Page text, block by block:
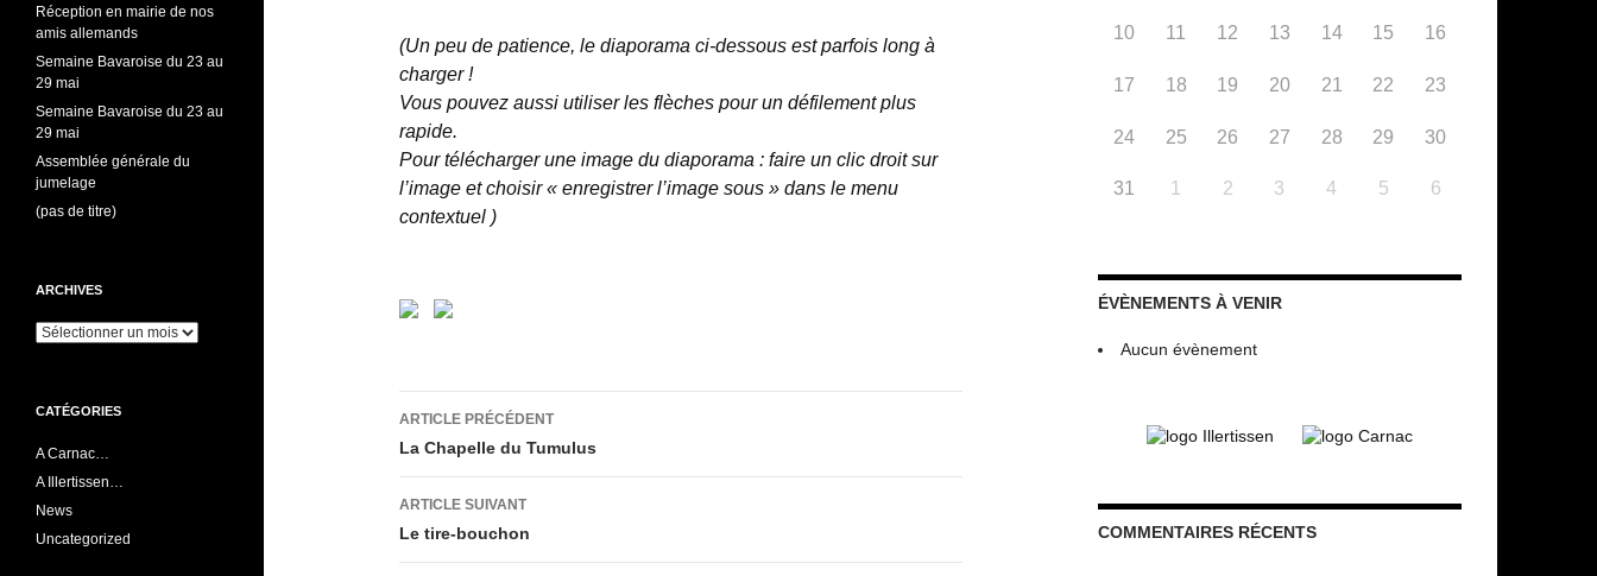
(Un peu de patience, le diaporama ci-dessous est parfois long à
charger !
Vous pouvez aussi utiliser les flèches pour un défilement plus
rapide.
Pour télécharger une image du diaporama : faire un clic droit sur
l’image et choisir « enregistrer l’image sous » dans le menu
contextuel )
Navigation
des
articles
ARTICLE PRÉCÉDENT
La Chapelle du Tumulus
ARTICLE SUIVANT
Le tire-bouchon
10 11 12 13 14 15 16
17 18 19 20 21 22 23
24 25 26 27 28 29 30
31 1 2 3 4 5 6
ÉVÈNEMENTS À VENIR
Aucun évènement
COMMENTAIRES RÉCENTS
Réception en mairie de nos
amis allemands
Semaine Bavaroise du 23 au
29 mai
Semaine Bavaroise du 23 au
29 mai
Assemblée générale du
jumelage
(pas de titre)
ARCHIVES
Archives
CATÉGORIES
A Carnac…
A Illertissen…
News
Uncategorized